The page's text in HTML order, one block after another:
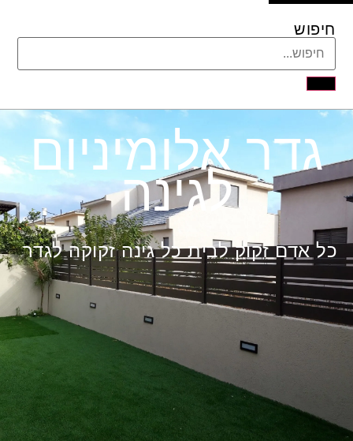
חיפוש
גדר אלומיניום
לגינה
כל אדם זקוק לבית כל גינה זקוקה לגדר